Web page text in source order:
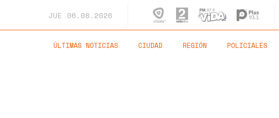
JUE 06.08.2026
ÚLTIMAS NOTICIAS CIUDAD REGIÓN POLICIALES